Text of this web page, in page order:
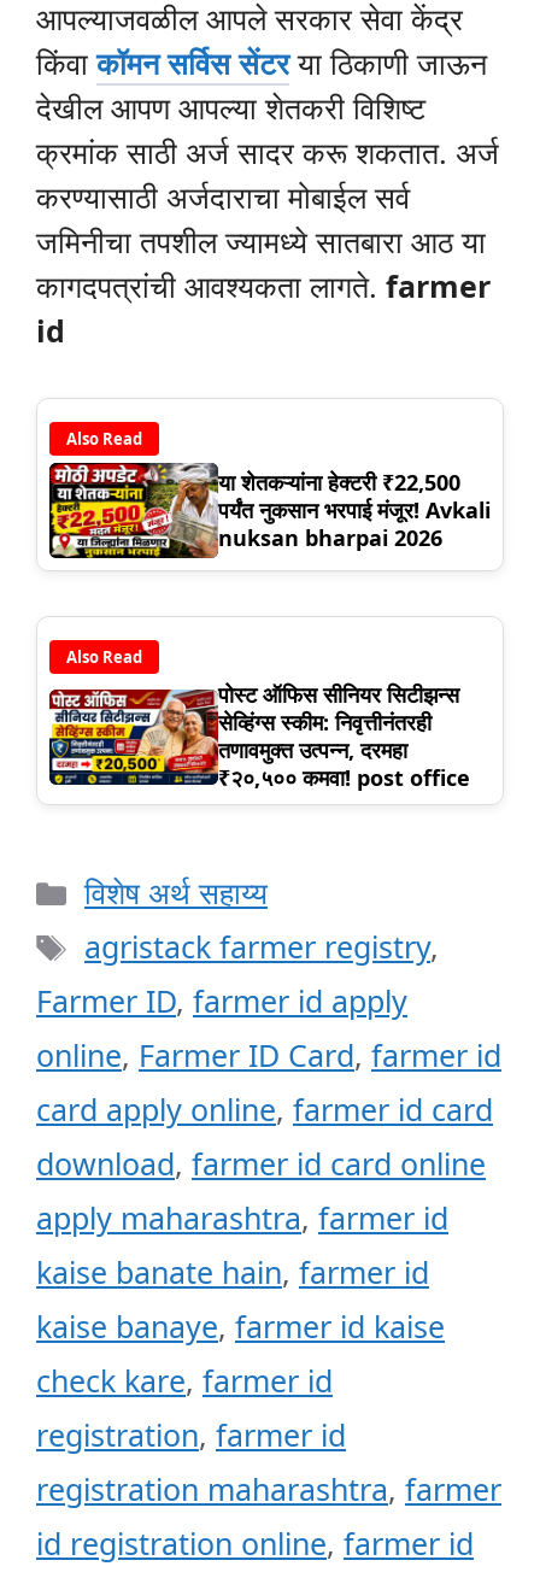
आपल्याजवळील आपले सरकार सेवा केंद्र
किंवाकॉमन सर्विस सेंटरया ठिकाणी जाऊन
देखील आपण आपल्या शेतकरी विशिष्ट
क्रमांक साठी अर्ज सादर करू शकतात. अर्ज
करण्यासाठी अर्जदाराचा मोबाईल सर्व
जमिनीचा तपशील ज्यामध्ये सातबारा आठ या
कागदपत्रांची आवश्यकता लागते. farmer
id
Also Read
या शेतकऱ्यांना हेक्टरी ₹22,500
पर्यंत नुकसान भरपाई मंजूर! Avkali
nuksan bharpai 2026
Also Read
पोस्ट ऑफिस सीनियर सिटीझन्स
सेव्हिंग्स स्कीम: निवृत्तीनंतरही
तणावमुक्त उत्पन्न, दरमहा
₹२०,५०० कमवा! post office
Categories
विशेष अर्थ सहाय्य
Tags
agristack farmer registry,
Farmer ID, farmer id apply
online, Farmer ID Card, farmer id
card apply online, farmer id card
download, farmer id card online
apply maharashtra, farmer id
kaise banate hain, farmer id
kaise banaye, farmer id kaise
check kare, farmer id
registration, farmer id
registration maharashtra, farmer
id registration online, farmer id